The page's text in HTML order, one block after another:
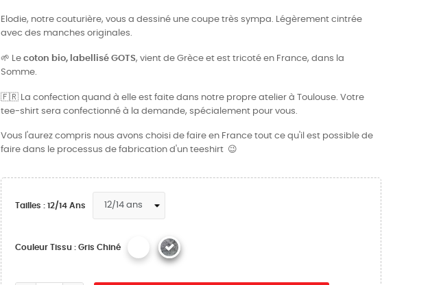
Elodie, notre couturière, vous a dessiné une coupe très sympa. Légèrement cintrée
avec des manches originales.
🌱 Le coton bio, labellisé GOTS, vient de Grèce et est tricoté en France, dans la
Somme.
🇫🇷 La confection quand à elle est faite dans notre propre atelier à Toulouse. Votre
tee-shirt sera confectionné à la demande, spécialement pour vous.
Vous l'aurez compris nous avons choisi de faire en France tout ce qu'il est possible de
faire dans le processus de fabrication d'un teeshirt 😉
Tailles : 12/14 Ans
Couleur Tissu : Gris Chiné